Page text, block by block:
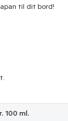
til dit bord!
100 ml.